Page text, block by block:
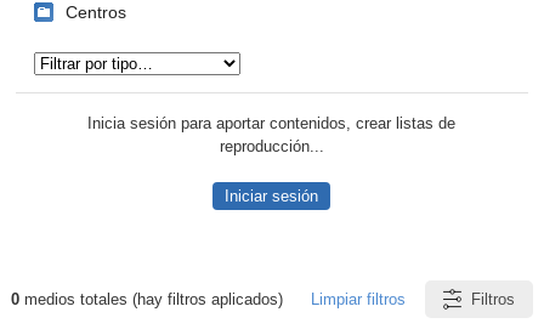
Centros
Inicia sesión para aportar contenidos, crear listas de
reproducción...
Iniciar sesión
Resultados de: soldador
0medios totales (hay filtros aplicados) Limpiar filtros Filtros